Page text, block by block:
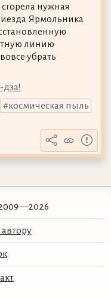
нужная
Ярмольника
линию
убрать
космическая пыль